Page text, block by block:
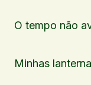
O tempo não
Minhas